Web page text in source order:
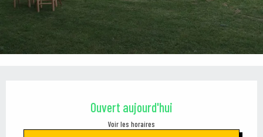
Ouvert aujourd'hui
Voir les horaires